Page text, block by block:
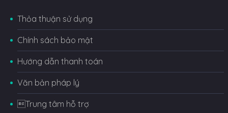
Thỏa thuận sử dụng
Chính sách bảo mật
Hướng dẫn thanh toán
Văn bản pháp lý
Trung tâm hỗ trợ